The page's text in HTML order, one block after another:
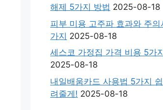
해제 5가지 방법 2025-08-18
피부 미용 고주파 효과와 주의
가지 2025-08-18
세스코 가정집 가격 비용 5가
2025-08-18
내일배움카드 사용법 5가지
려줄게! 2025-08-18